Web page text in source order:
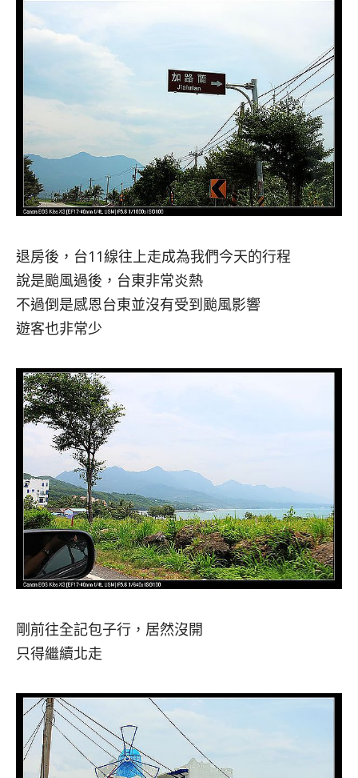
退房後，台11線往上走成為我們今天的行程
說是颱風過後，台東非常炎熱
不過倒是感恩台東並沒有受到颱風影響
遊客也非常少
剛前往全記包子行，居然沒開
只得繼續北走